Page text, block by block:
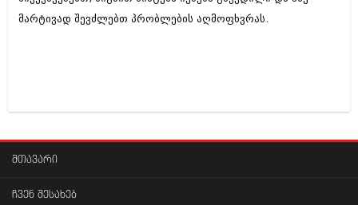
აპრილი 2013 (304)
სექტემბერი 2012 (264)
მარტივად შევძლებთ პრობლების აღმოფხვრას.
მთავარი
ჩვენ შესახებ